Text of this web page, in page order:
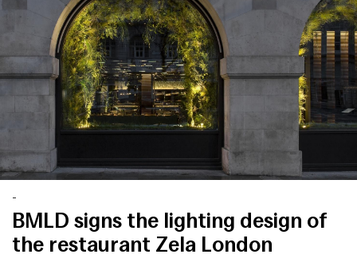
-
BMLD signs the lighting design of
the restaurant Zela London